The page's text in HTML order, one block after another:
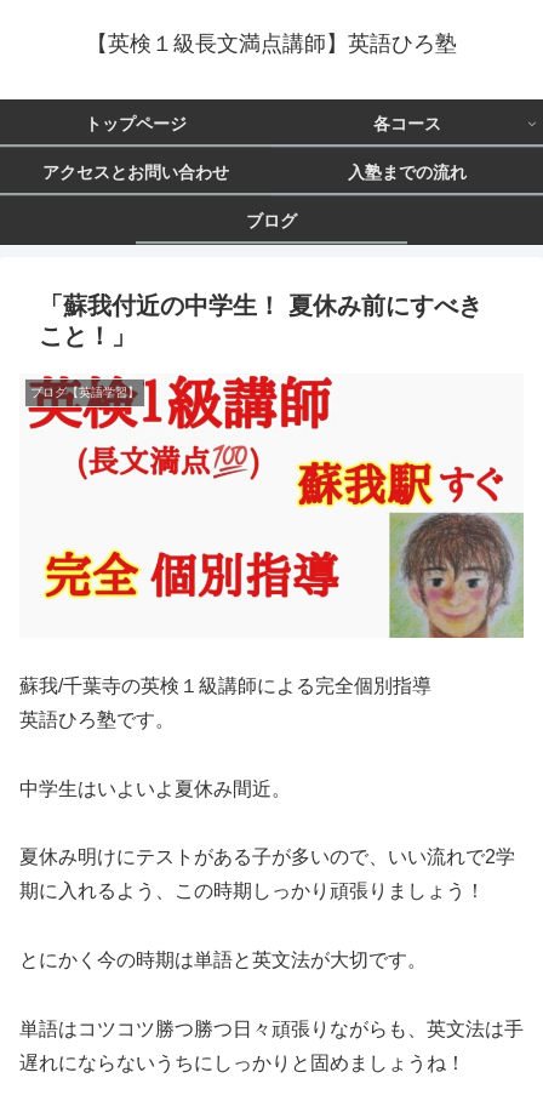
【英検１級長文満点講師】英語ひろ塾
トップページ 各コース
アクセスとお問い合わせ 入塾までの流れ
ブログ
「蘇我付近の中学生！ 夏休み前にすべき
こと！」
ブログ【英語学習】
蘇我/千葉寺の英検１級講師による完全個別指導
英語ひろ塾です。
中学生はいよいよ夏休み間近。
夏休み明けにテストがある子が多いので、いい流れで2学
期に入れるよう、この時期しっかり頑張りましょう！
とにかく今の時期は単語と英文法が大切です。
単語はコツコツ勝つ勝つ日々頑張りながらも、英文法は手
遅れにならないうちにしっかりと固めましょうね！